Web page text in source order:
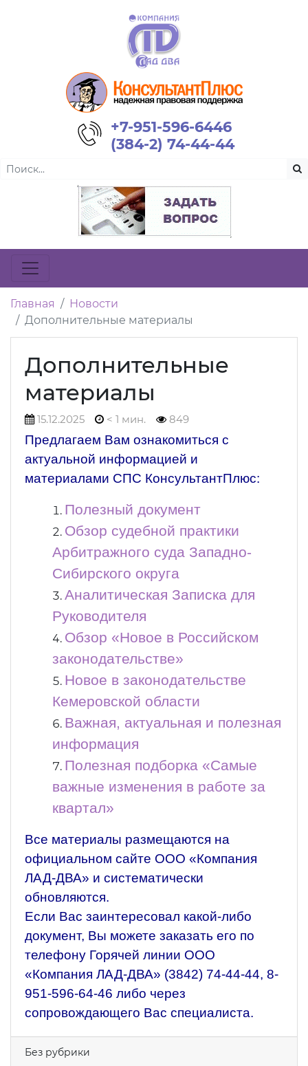
+7-951-596-6446
(384-2) 74-44-44
Главная
Новости
Дополнительные материалы
Дополнительные
материалы
15.12.2025 < 1 мин. 849
Предлагаем Вам ознакомиться с
актуальной информацией и
материалами СПС КонсультантПлюс:
Полезный документ
Обзор судебной практики
Арбитражного суда Западно-
Сибирского округа
Аналитическая Записка для
Руководителя
Обзор «Новое в Российском
законодательстве»
Новое в законодательстве
Кемеровской области
Важная, актуальная и полезная
информация
Полезная подборка «Самые
важные изменения в работе за
квартал»
Все материалы размещаются на
официальном сайте ООО «Компания
ЛАД-ДВА» и систематически
обновляются.
Если Вас заинтересовал какой-либо
документ, Вы можете заказать его по
телефону Горячей линии ООО
«Компания ЛАД-ДВА» (3842) 74-44-44, 8-
951-596-64-46 либо через
сопровождающего Вас специалиста.
Без рубрики